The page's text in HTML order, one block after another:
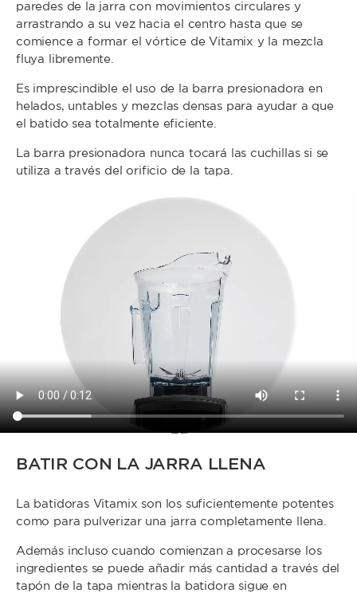
paredes de la jarra con movimientos circulares y
arrastrando a su vez hacia el centro hasta que se
comience a formar el vórtice de Vitamix y la mezcla
fluya libremente.
Es imprescindible el uso de la barra presionadora en
helados, untables y mezclas densas para ayudar a que
el batido sea totalmente eficiente.
La barra presionadora nunca tocará las cuchillas si se
utiliza a través del orificio de la tapa.
BATIR CON LA JARRA LLENA
La batidoras Vitamix son los suficientemente potentes
como para pulverizar una jarra completamente llena.
Además incluso cuando comienzan a procesarse los
ingredientes se puede añadir más cantidad a través del
tapón de la tapa mientras la batidora sigue en